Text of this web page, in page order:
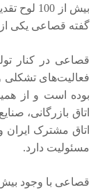
بیش از
گفته قصاعی یکی
قصاعی در کنار
فعالیت‌های تشکلی
بوده است و از
اتاق بازرگانی،
اتاق مشترک
مسئولیت دارد.